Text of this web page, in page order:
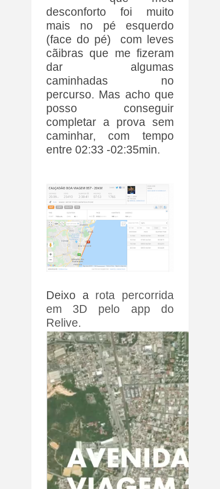
desconforto foi muito
mais no pé esquerdo
(face do pé) com leves
cãibras que me fizeram
dar algumas
caminhadas no
percurso. Mas acho que
posso conseguir
completar a prova sem
caminhar, com tempo
entre 02:33 -02:35min.
Deixo a rota percorrida
em 3D pelo app do
Relive.